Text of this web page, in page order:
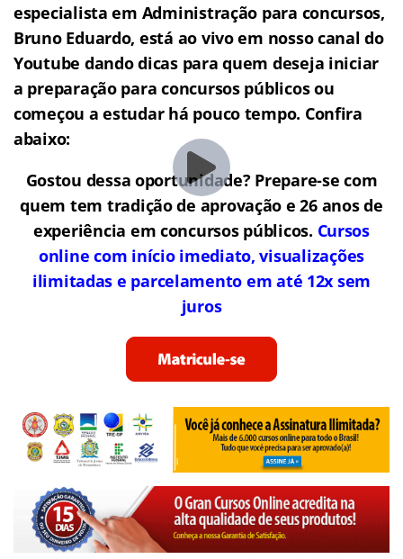
especialista em Administração para concursos,
Bruno Eduardo, está ao vivo em nosso canal do
Youtube dando dicas para quem deseja iniciar
a preparação para concursos públicos ou
começou a estudar há pouco tempo. Confira
abaixo:
Gostou dessa oportunidade? Prepare-se com
quem tem tradição de aprovação e 26 anos de
experiência em concursos públicos. Cursos
online com início imediato, visualizações
ilimitadas e parcelamento em até 12x sem
juros